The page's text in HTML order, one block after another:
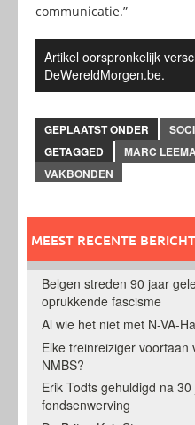
communicatie.”
Artikel oorspronkelijk
DeWereldMorgen.be.
GEPLAATST ONDER
GETAGGED
MARC
VAKBONDEN
MEEST RECENTE
Belgen streden 90 jaar
oprukkende fascisme
Al wie het niet met N-VA-
Elke treinreiziger
NMBS?
Erik Todts gehuldigd na
fondsenwerving